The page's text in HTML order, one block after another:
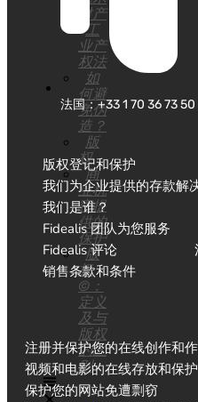
财产
工
业产
权法
如
何避
免伪
造？
版
权
商
业机
密提
供的
保护
版
权
©：
定义
及与
版权
的区
别
法国：+33 1 70 36 73 50
版权登记和保护
我们为企业提供的存款解
我们是谁？
Fidealis 团队为您服务
Fidealis 评论
销售条款和条件
注册并保护您的在线创作和
视频和电影的在线存放和保护
保护您的网站免遭剽窃